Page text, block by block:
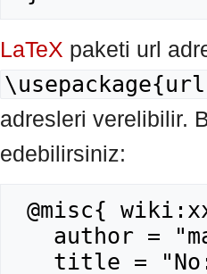
LaTeX paketi url
adresleri verelibilir.
edebilirsiniz:
@misc{ wiki:xxx,